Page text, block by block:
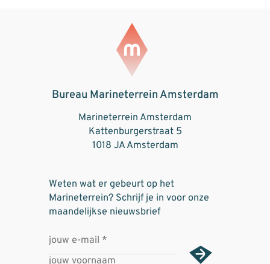
Bureau Marineterrein Amsterdam
Marineterrein Amsterdam
Kattenburgerstraat 5
1018 JA Amsterdam
Weten wat er gebeurt op het
Marineterrein? Schrijf je in voor onze
maandelijkse nieuwsbrief